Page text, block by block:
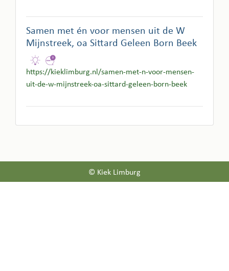
Samen met én voor mensen uit de W
Mijnstreek, oa Sittard Geleen Born Beek
https://kieklimburg.nl/samen-met-n-voor-mensen-
uit-de-w-mijnstreek-oa-sittard-geleen-born-beek
© Kiek Limburg